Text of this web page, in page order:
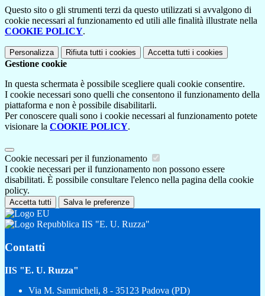
Questo sito o gli strumenti terzi da questo utilizzati si avvalgono di
cookie necessari al funzionamento ed utili alle finalità illustrate nella
COOKIE POLICY.
Personalizza Rifiuta tutti i cookies Accetta tutti i cookies
Gestione cookie
In questa schermata è possibile scegliere quali cookie consentire.
I cookie necessari sono quelli che consentono il funzionamento della
piattaforma e non è possibile disabilitarli.
Per conoscere quali sono i cookie necessari al funzionamento potete
visionare la COOKIE POLICY.
Cookie necessari per il funzionamento
I cookie necessari per il funzionamento non possono essere
disabilitati. È possibile consultare l'elenco nella pagina della cookie
policy.
Accetta tutti Salva le preferenze
IIS "E. U. Ruzza"
Contatti
IIS "E. U. Ruzza"
Via M. Sanmicheli, 8 - 35123 Padova (PD)